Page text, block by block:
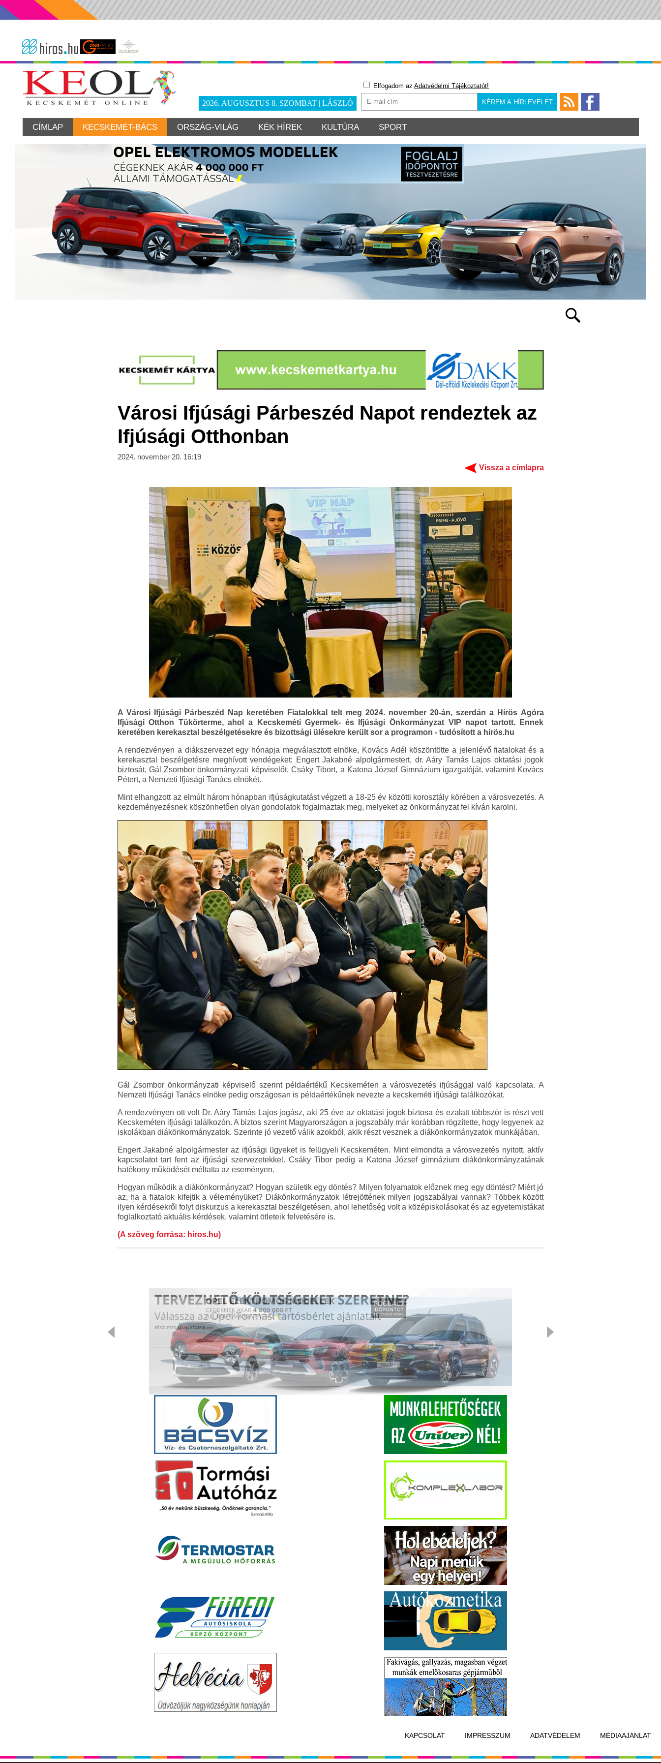
2026. AUGUSZTUS 8. SZOMBAT | LÁSZLÓ
Elfogadom az Adatvédelmi Tájékoztatót!
CÍMLAP KECSKEMÉT-BÁCS ORSZÁG-VILÁG KÉK HÍREK KULTÚRA SPORT
Városi Ifjúsági Párbeszéd Napot rendeztek az
Ifjúsági Otthonban
2024. november 20. 16:19
Vissza a címlapra
A Városi Ifjúsági Párbeszéd Nap keretében Fiatalokkal telt meg 2024. november 20-án, szerdán a Hírös Agóra
Ifjúsági Otthon Tükörterme, ahol a Kecskeméti Gyermek- és Ifjúsági Önkormányzat VIP napot tartott. Ennek
keretében kerekasztal beszélgetésekre és bizottsági ülésekre került sor a programon - tudósított a hirös.hu
A rendezvényen a diákszervezet egy hónapja megválasztott elnöke, Kovács Adél köszöntötte a jelenlévő fiatalokat és a
kerekasztal beszélgetésre meghívott vendégeket: Engert Jakabné alpolgármestert, dr. Aáry Tamás Lajos oktatási jogok
biztosát, Gál Zsombor önkormányzati képviselőt, Csáky Tibort, a Katona József Gimnázium igazgatóját, valamint Kovács
Pétert, a Nemzeti Ifjúsági Tanács elnökét.
Mint elhangzott az elmúlt három hónapban ifjúságkutatást végzett a 18-25 év közötti korosztály körében a városvezetés. A
kezdeményezésnek köszönhetően olyan gondolatok fogalmaztak meg, melyeket az önkormányzat fel kíván karolni.
Gál Zsombor önkormányzati képviselő szerint példaértékű Kecskeméten a városvezetés ifjúsággal való kapcsolata. A
Nemzeti Ifjúsági Tanács elnöke pedig országosan is példaértékűnek nevezte a kecskeméti ifjúsági találkozókat.
A rendezvényen ott volt Dr. Aáry Tamás Lajos jogász, aki 25 éve az oktatási jogok biztosa és ezalatt többször is részt vett
Kecskeméten ifjúsági találkozón. A biztos szerint Magyarországon a jogszabály már korábban rögzítette, hogy legyenek az
iskolákban diákönkormányzatok. Szerinte jó vezető válik azokból, akik részt vesznek a diákönkormányzatok munkájában.
Engert Jakabné alpolgármester az ifjúsági ügyeket is felügyeli Kecskeméten. Mint elmondta a városvezetés nyitott, aktív
kapcsolatot tart fent az ifjúsági szervezetekkel. Csáky Tibor pedig a Katona József gimnázium diákönkormányzatának
hatékony működését méltatta az eseményen.
Hogyan működik a diákönkormányzat? Hogyan születik egy döntés? Milyen folyamatok előznek meg egy döntést? Miért jó
az, ha a fiatalok kifejtik a véleményüket? Diákönkormányzatok létrejöttének milyen jogszabályai vannak? Többek között
ilyen kérdésekről folyt diskurzus a kerekasztal beszélgetésen, ahol lehetőség volt a középiskolásokat és az egyetemistákat
foglalkoztató aktuális kérdések, valamint ötleteik felvetésére is.
(A szöveg forrása: hiros.hu)
KAPCSOLAT IMPRESSZUM ADATVÉDELEM MÉDIAAJÁNLAT